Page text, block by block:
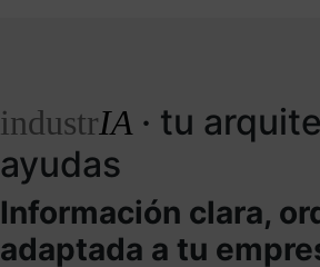
industrIA · tu
ayudas
Información clara,
adaptada a tu